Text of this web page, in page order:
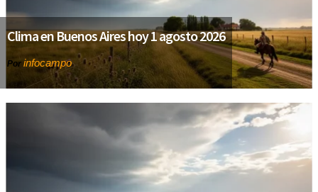
Clima en Buenos Aires hoy 1 agosto 2026
Por infocampo